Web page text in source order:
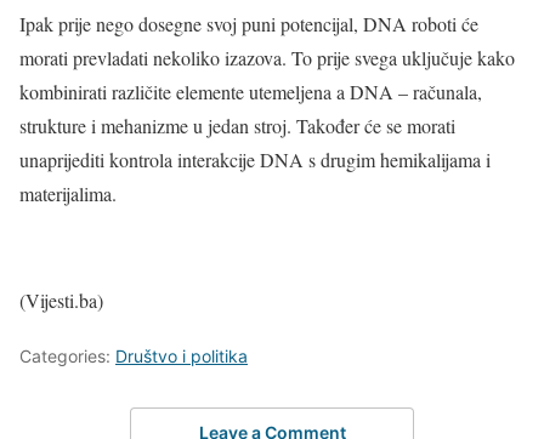
Ipak prije nego dosegne svoj puni potencijal, DNA roboti će
morati prevladati nekoliko izazova. To prije svega uključuje kako
kombinirati različite elemente utemeljena a DNA – računala,
strukture i mehanizme u jedan stroj. Također će se morati
unaprijediti kontrola interakcije DNA s drugim hemikalijama i
materijalima.
(Vijesti.ba)
Categories: Društvo i politika
Leave a Comment